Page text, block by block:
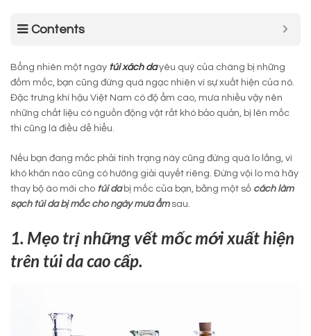
Contents
Bổng nhiên một ngày túi xách dayêu quý của chàng bị những
đốm mốc, bạn cũng đừng quá ngạc nhiên vì sự xuất hiện của nó.
Đặc trưng khí hậu Việt Nam có độ ẩm cao, mưa nhiều vậy nên
những chất liệu có nguồn động vật rất khó bảo quản, bị lên mốc
thì cũng là điều dễ hiểu.
Nếu bạn đang mắc phải tình trạng này cũng đừng quá lo lắng, vì
khó khăn nào cũng có hướng giải quyết riêng. Đừng vội lo mà hãy
thay bộ áo mới cho túi dabị mốc của bạn, bằng một số cách làm
sạch túi da bị mốc cho ngày mưa ẩmsau.
1. Mẹo trị những vết mốc mới xuất hiện
trên túi da cao cấp.